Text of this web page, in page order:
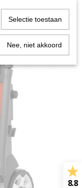
8.8
Selectie toestaan
Nee, niet akkoord